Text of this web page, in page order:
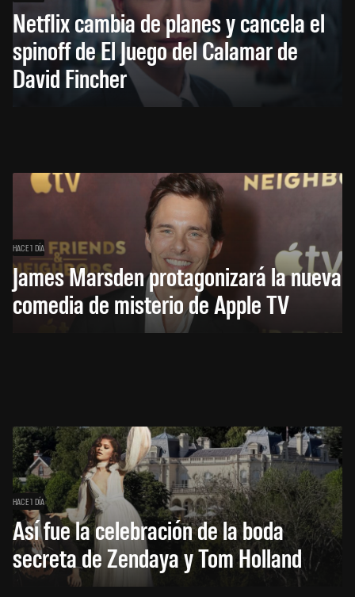
Netflix cambia de planes y cancela el
spinoff de El Juego del Calamar de
David Fincher
HACE 1 DÍA
James Marsden protagonizará la nueva
comedia de misterio de Apple TV
HACE 1 DÍA
Así fue la celebración de la boda
secreta de Zendaya y Tom Holland